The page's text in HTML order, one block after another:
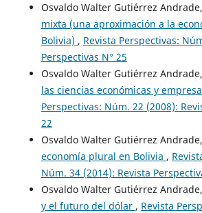
Osvaldo Walter Gutiérrez Andrade,
mixta (una aproximación a la
Bolivia) , Revista Perspectivas:
Perspectivas N° 25
Osvaldo Walter Gutiérrez Andrade,
las ciencias económicas y
Perspectivas: Núm. 22 (2008):
22
Osvaldo Walter Gutiérrez Andrade,
economía plural en Bolivia ,
Núm. 34 (2014): Revista
Osvaldo Walter Gutiérrez Andrade,
y el futuro del dólar , Revista